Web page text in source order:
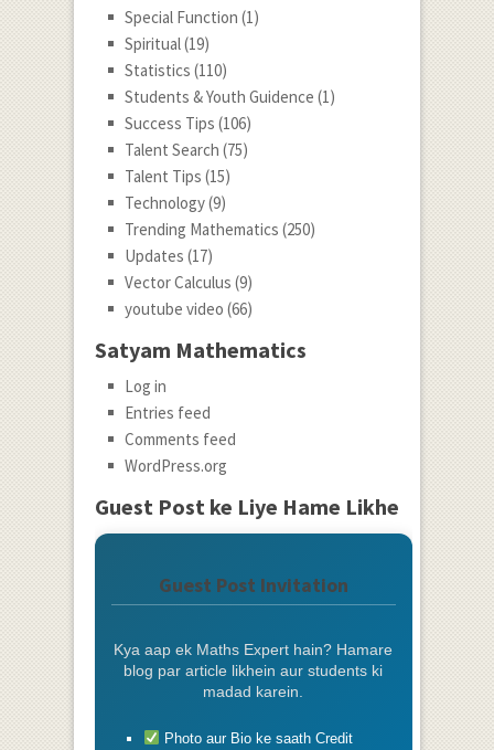
Special Function (1)
Spiritual(19)
Statistics (110)
Students & Youth Guidence (1)
Success Tips (106)
Talent Search (75)
Talent Tips (15)
Technology(9)
Trending Mathematics (250)
Updates (17)
Vector Calculus (9)
youtube video (66)
Satyam Mathematics
Log in
Entries feed
Comments feed
WordPress.org
Guest Post ke Liye Hame Likhe
Guest Post Invitation
Kya aap ek Maths Expert hain? Hamare
blog par article likhein aur students ki
madad karein.
Photo aur Bio ke saath Credit